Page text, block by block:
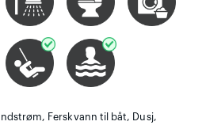
Ferskvann til båt, Dusj,